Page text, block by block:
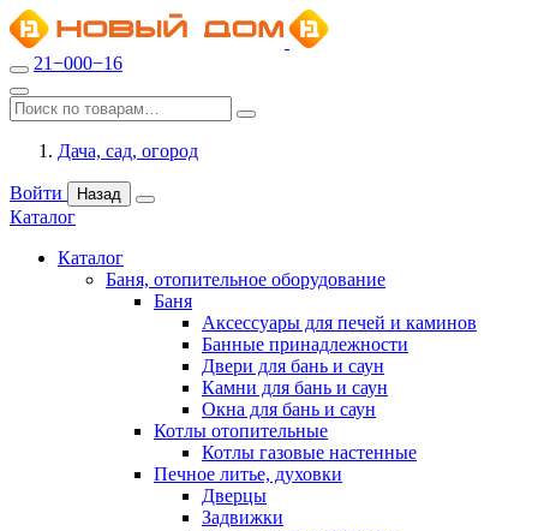
21−000−16
Дача, сад, огород
Войти Назад
Каталог
Каталог
Баня, отопительное оборудование
Баня
Аксессуары для печей и каминов
Банные принадлежности
Двери для бань и саун
Камни для бань и саун
Окна для бань и саун
Котлы отопительные
Котлы газовые настенные
Печное литье, духовки
Дверцы
Задвижки